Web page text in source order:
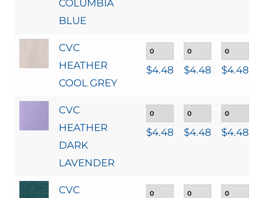
COLUMBIA
BLUE
CVC
HEATHER
COOL GREY
$4.48 $4.48 $4.48
CVC
HEATHER
DARK
LAVENDER
$4.48 $4.48 $4.48
CVC